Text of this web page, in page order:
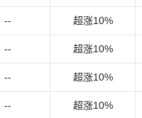
-- 超涨10%
-- 超涨10%
-- 超涨10%
-- 超涨10%